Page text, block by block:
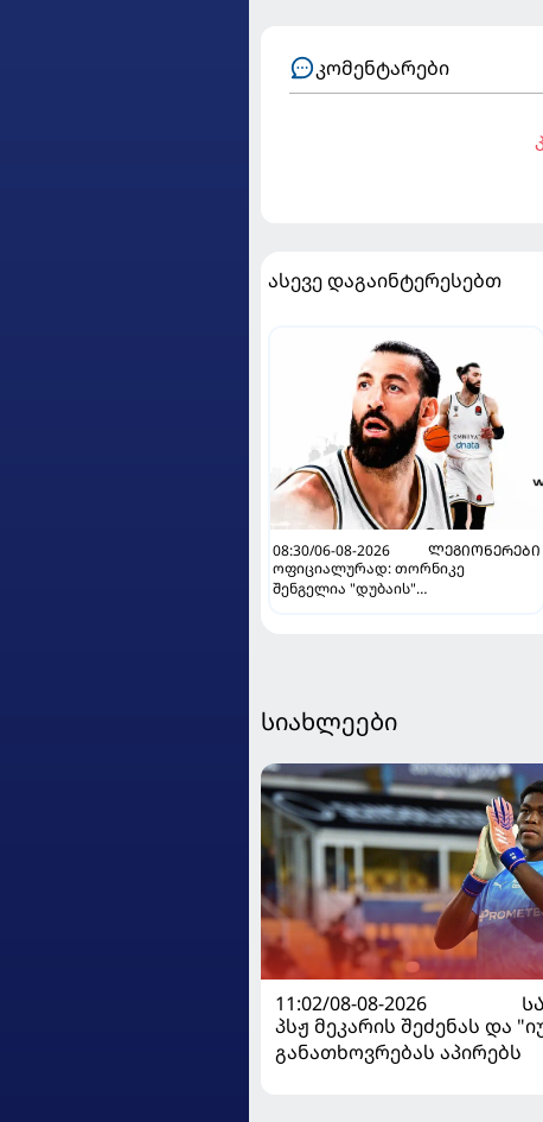
კომენტარები
ასევე დაგაინტერესებთ
08:30/06-08-2026
ᲚᲔᲒᲘᲝᲜᲔᲠᲔᲑᲘ
ოფიციალურად: თორნიკე
შენგელია "დუბაის"
სიახლეები
11:02/08-08-2026
პსჟ მეკარის შეძენას და
განათხოვრებას აპირებს